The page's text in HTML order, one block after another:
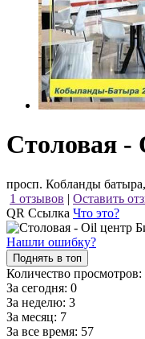
Столовая -
просп. Кобланды
1 отзывов | Оставить
QR Ссылка Что это?
Нашли ошибку?
Поднять в топ
Количество просмотров:
За сегодня: 0
За неделю: 3
За месяц: 7
За все время: 57